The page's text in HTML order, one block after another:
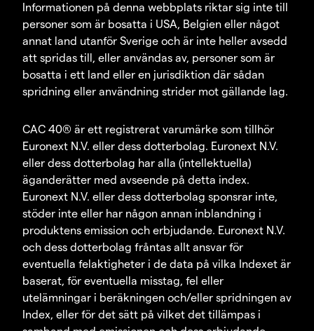
Informationen på denna webbplats riktar sig inte till
personer som är bosatta i USA, Belgien eller något
annat land utanför Sverige och är inte heller avsedd
att spridas till, eller användas av, personer som är
bosatta i ett land eller en jurisdiktion där sådan
spridning eller användning strider mot gällande lag.
CAC 40® är ett registrerat varumärke som tillhör
Euronext N.V. eller dess dotterbolag. Euronext N.V.
eller dess dotterbolag har alla (intellektuella)
äganderätter med avseende på detta index.
Euronext N.V. eller dess dotterbolag sponsrar inte,
stöder inte eller har någon annan inblandning i
produktens emission och erbjudande. Euronext N.V.
och dess dotterbolag fråntas allt ansvar för
eventuella felaktigheter i de data på vilka Indexet är
baserat, för eventuella misstag, fel eller
utelämningar i beräkningen och/eller spridningen av
Index, eller för det sätt på vilket det tillämpas i